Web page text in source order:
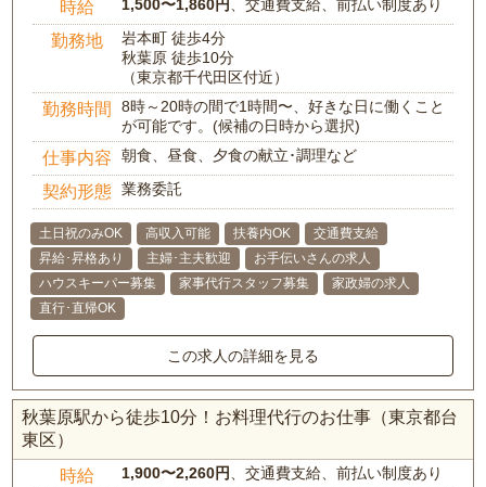
時給 1,500〜1,860円、交通費支給、前払い制度あり
勤務地
岩本町 徒歩4分
秋葉原 徒歩10分
（東京都千代田区付近）
勤務時間
8時～20時の間で1時間〜、好きな日に働くこと
が可能です。(候補の日時から選択)
仕事内容 朝食、昼食、夕食の献立･調理など
契約形態 業務委託
土日祝のみOK 高収入可能 扶養内OK
交通費支給
昇給･昇格あり
主婦･主夫歓迎
お手伝いさんの求人
ハウスキーパー募集
家事代行スタッフ募集
家政婦の求人
直行･直帰OK
この求人の詳細を見る
秋葉原駅から徒歩10分！お料理代行のお仕事（東京都台
東区）
時給 1,900〜2,260円、交通費支給、前払い制度あり